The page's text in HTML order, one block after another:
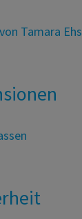
Tamara Ehs